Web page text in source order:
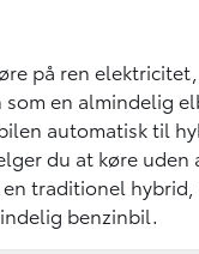
på ren
en almindelig
automatisk til
du at køre uden
traditionel
benzinbil.